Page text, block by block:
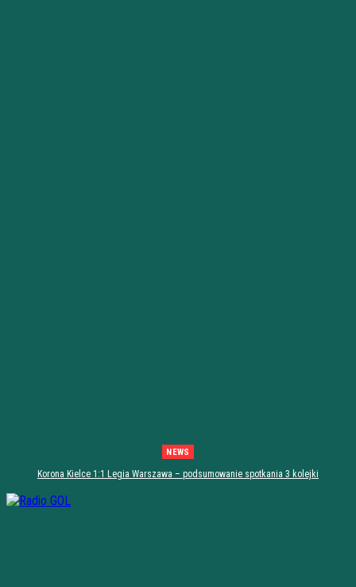
NEWS
Korona Kielce 1:1 Legia Warszawa – podsumowanie spotkania 3 kolejki